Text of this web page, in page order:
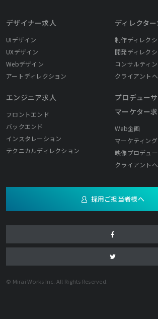
デザイナー求人
UIデザイン
UXデザイン
Webデザイン
アートディレクション
エンジニア求人
フロントエンド
バックエンド
インスタレーション
テクニカルディレクション
ディレクタ
制作ディレク
開発ディレク
コンサルティ
クライアント
プロデューサ
マーケター
Web企画
マーケティング
映像プロデュー
クライアント
採用ご担当者様へ
© Mirai Works Inc. All Rights Reserved.